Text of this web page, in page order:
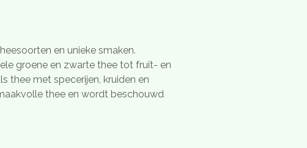
en unieke smaken.
groene en zwarte thee tot fruit- en
thee met specerijen, kruiden en
thee en wordt beschouwd